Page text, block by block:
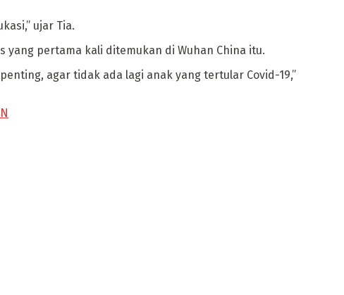
ujar Tia.
pertama kali ditemukan di Wuhan China itu.
agar tidak ada lagi anak yang tertular Covid-19,”